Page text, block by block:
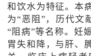
和饮水为特征。本
为“恶阻”，历代文
“阻病”等名称。妊
胃失和降，与肝、